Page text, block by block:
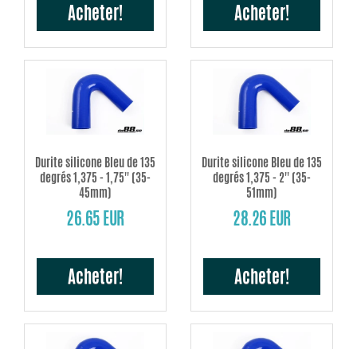
Acheter! Acheter!
Durite silicone Bleu de 135
degrés 1,375 - 1,75'' (35-
45mm)
26.65 EUR
Acheter!
Durite silicone Bleu de 135
degrés 1,375 - 2'' (35-
51mm)
28.26 EUR
Acheter!